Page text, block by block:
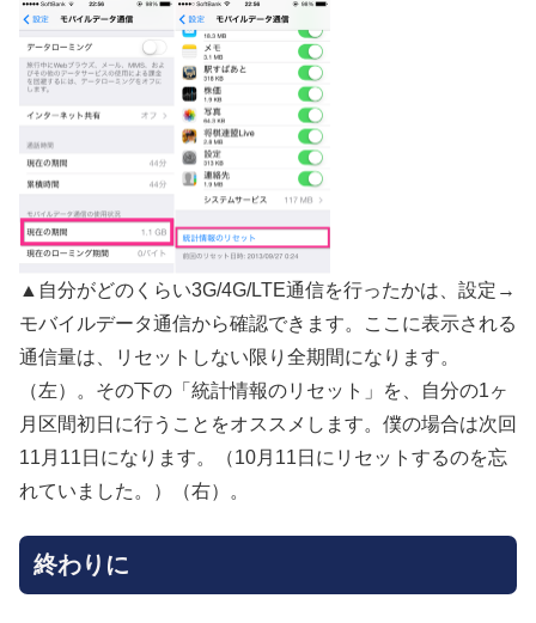
▲自分がどのくらい3G/4G/LTE通信を行ったかは、設定→
モバイルデータ通信から確認できます。ここに表示される
通信量は、リセットしない限り全期間になります。
（左）。その下の「統計情報のリセット」を、自分の1ヶ
月区間初日に行うことをオススメします。僕の場合は次回
11月11日になります。（10月11日にリセットするのを忘
れていました。）（右）。
終わりに